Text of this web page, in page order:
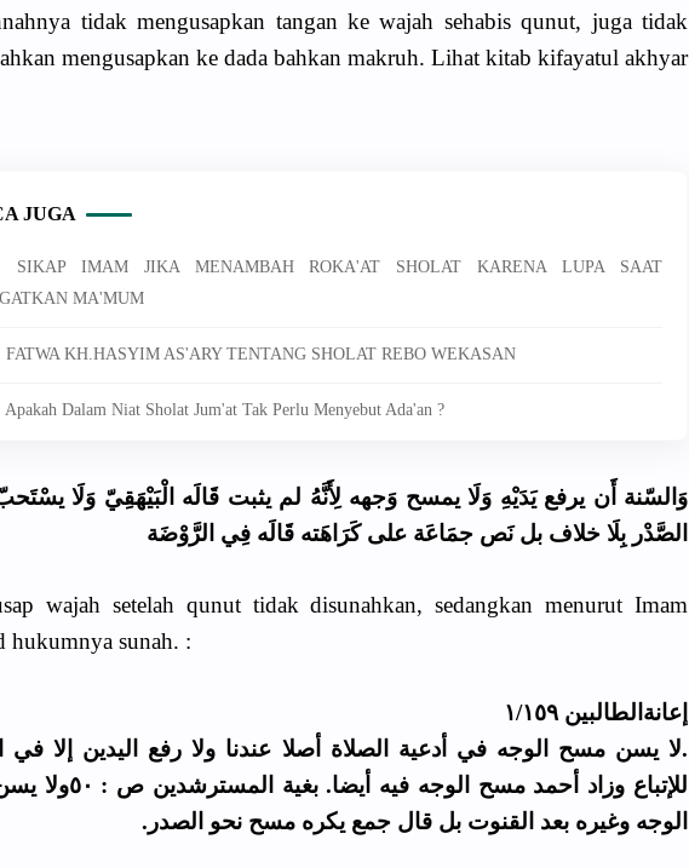
tidak mengusapkan tangan ke wajah sehabis qunut, juga tidak
mengusapkan ke dada bahkan makruh. Lihat kitab kifayatul akhyar
JUGA
SIKAP IMAM JIKA MENAMBAH ROKA'AT SHOLAT KARENA LUPA SAAT
MA'MUM
FATWA KH.HASYIM AS'ARY TENTANG SHOLAT REBO WEKASAN
Apakah Dalam Niat Sholat Jum'at Tak Perlu Menyebut Ada'an ?
وَالسّنة أَن يرفع يَدَيْهِ وَلَا يمسح وَجهه لِأَنَّهُ لم يثبت قَالَه الْبَيْهَقِيّ وَلَا
الصَّدْر بِلَا خلاف بل نَص جمَاعَة على كَرَاهَته قَالَه فِي الرَّوْضَة
wajah setelah qunut tidak disunahkan, sedangkan menurut Imam
hukumnya sunah. :
إعانةالطالبين ١/١٥٩
.لا يسن مسح الوجه في أدعية الصلاة أصلا عندنا ولا رفع اليدين إلا في
للإتباع وزاد أحمد مسح الوجه فيه
الوجه وغيره بعد القنوت بل قال جمع يكره مسح نحو الصدر.